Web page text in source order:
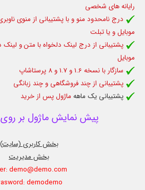
رایانه های شخصی
درج نامحدود منو و با پشتیبانی از منوی
موبایل و یا تبلت
پشتیبانی از درج لینک دلخواه با متن و
موبایل
سازگار با نسخه 1.6 و 1.7 و 8 پرستاشاپ
پشتیبانی از چند فروشگاهی و چند زبانگی
پشتیبانی یک ماههماژول پس از خرید
پیش نمایش ماژول بر
بخش کاربری (سایت)
بخش مدیریت
demo@demo.com
demodemo